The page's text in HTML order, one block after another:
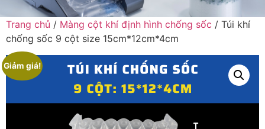
Trang chủ / Màng cột khí định hình chống sốc / Túi khí
chống sốc 9 cột size 15cm*12cm*4cm
Giảm giá!